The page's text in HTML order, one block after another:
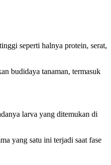
seperti halnya protein, serat,
budidaya tanaman, termasuk
larva yang ditemukan di
yang satu ini terjadi saat fase